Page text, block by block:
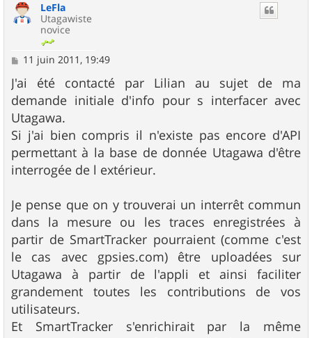
LeFla
Utagawiste
novice
M
s
s
a
g
e
11 juin 2011, 19:49
J'ai été contacté par Lilian au sujet de ma
demande initiale d'info pour s interfacer avec
Utagawa.
Si j'ai bien compris il n'existe pas encore d'API
permettant à la base de donnée Utagawa d'être
interrogée de l extérieur.
Je pense que on y trouverai un interrêt commun
dans la mesure ou les traces enregistrées à
partir de SmartTracker pourraient (comme c'est
le cas avec gpsies.com) être uploadées sur
Utagawa à partir de l'appli et ainsi faciliter
grandement toutes les contributions de vos
utilisateurs.
Et SmartTracker s'enrichirait par la même